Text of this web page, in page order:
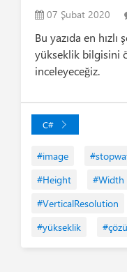
07 Şubat 2020
Bu yazıda en
yükseklik bilgisini
inceleyeceğiz.
C#
#image
#Height
#Width
#VerticalResolution
#yükseklik